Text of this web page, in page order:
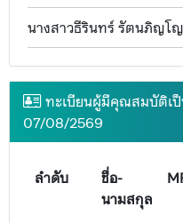
นางสาวธีรินทร์ รัตนภิญโ
ทะเบียนผู้มีคุณสมบัติเ
07/08/2569
ลำดับ
ชื่อ-
นามสกุล